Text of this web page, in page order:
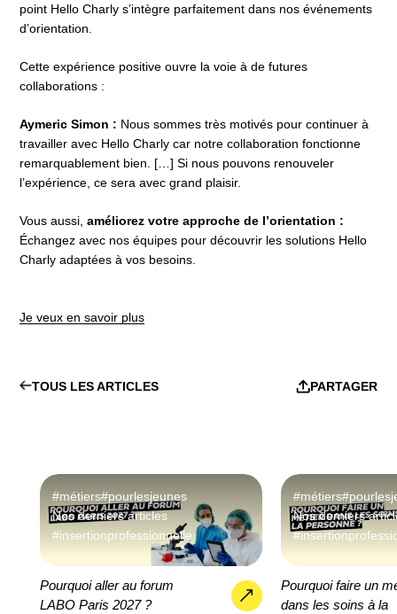
point Hello Charly s’intègre parfaitement dans nos événements
d’orientation.
Cette expérience positive ouvre la voie à de futures
collaborations :
Aymeric Simon : Nous sommes très motivés pour continuer à
travailler avec Hello Charly car notre collaboration fonctionne
remarquablement bien. […] Si nous pouvons renouveler
l’expérience, ce sera avec grand plaisir.
Vous aussi,améliorez votre approche de l’orientation :
Échangez avec nos équipes pour découvrir les solutions Hello
Charly adaptées à vos besoins.
Je veux en savoir plus
TOUS LES ARTICLES PARTAGER
#métiers#pourlesjeunes
Nos derniers articles
#insertionprofessionnelle
Pourquoi aller au forum
LABO Paris 2027 ?
#métiers
Nos derniers
Pourquoi faire un
dans les soins à la